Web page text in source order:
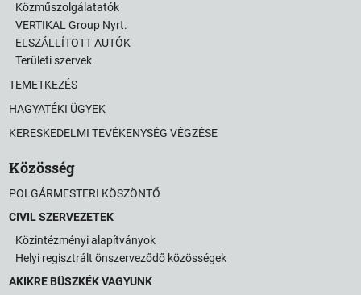
Közműszolgálatatók
VERTIKAL Group Nyrt.
ELSZÁLLÍTOTT AUTÓK
Területi szervek
TEMETKEZÉS
HAGYATÉKI ÜGYEK
KERESKEDELMI TEVÉKENYSÉG VÉGZÉSE
Közösség
POLGÁRMESTERI KÖSZÖNTŐ
CIVIL SZERVEZETEK
Közintézményi alapítványok
Helyi regisztrált önszerveződő közösségek
AKIKRE BÜSZKÉK VAGYUNK